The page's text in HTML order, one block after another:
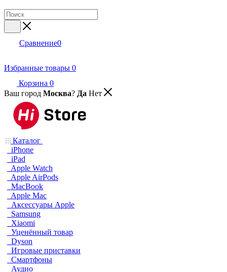
Сравнение0
Избранные товары 0
Корзина 0
Ваш город Москва? Да Нет
Каталог
iPhone
iPad
Apple Watch
Apple AirPods
MacBook
Apple Mac
Аксессуары Apple
Samsung
Xiaomi
Уценённый товар
Dyson
Игровые приставки
Смартфоны
Аудио